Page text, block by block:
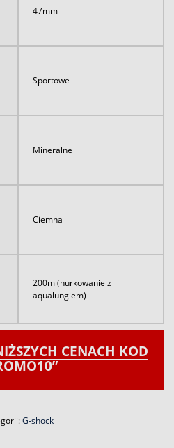
47mm
Sportowe
Mineralne
Ciemna
200m (nurkowanie z
aqualungiem)
CENACH KOD
G-shock